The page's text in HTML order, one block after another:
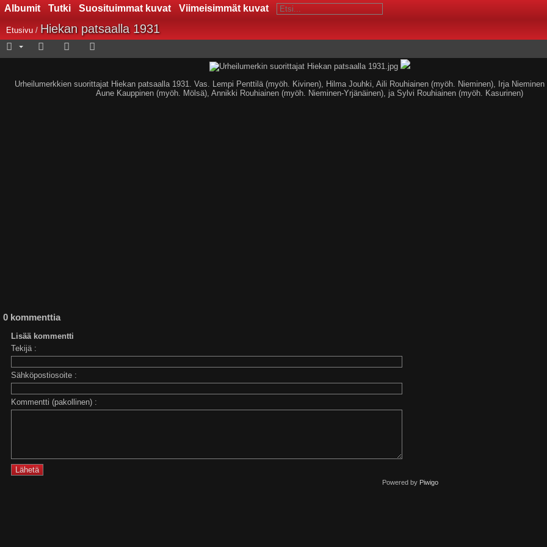
Albumit Tutki Suosituimmat kuvat Viimeisimmät kuvat
Etusivu / Hiekan patsaalla 1931
Urheilumerkkien suorittajat Hiekan patsaalla 1931. Vas. Lempi Penttilä (myöh. Kivinen), Hilma Jouhki, Aili Rouhiainen (myöh. Nieminen), Irja
Aune Kauppinen (myöh. Mölsä), Annikki Rouhiainen (myöh. Nieminen-Yrjänäinen), ja Sylvi Rouhiainen (myöh. Kasurinen)
0 kommenttia
Lisää kommentti
Tekijä :
Sähköpostiosoite :
Kommentti (pakollinen) :
Powered by Piwigo